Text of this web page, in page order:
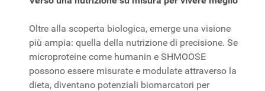
Oltre alla scoperta biologica, emerge una visione
più ampia: quella della nutrizione di precisione. Se
microproteine come humanin e SHMOOSE
possono essere misurate e modulate attraverso la
dieta, diventano potenziali biomarcatori per